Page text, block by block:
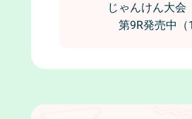
じゃんけん大会
第9R発売中（14